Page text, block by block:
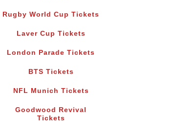
Rugby World Cup Tickets
Laver Cup Tickets
London Parade Tickets
BTS Tickets
NFL Munich Tickets
Goodwood Revival
Tickets